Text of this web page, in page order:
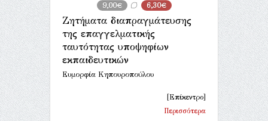
9,00€ 6,30€
Ζητήματα διαπραγμάτευσης
της επαγγελματικής
ταυτότητας υποψηφίων
εκπαιδευτικών
Ευμορφία Κηπουροπούλου
[Επίκεντρο]
Περισσότερα